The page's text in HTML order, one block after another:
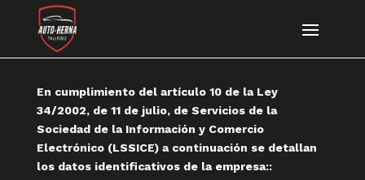
En cumplimiento del artículo 10 de la Ley
34/2002, de 11 de julio, de Servicios de la
Sociedad de la Información y Comercio
Electrónico (LSSICE) a continuación se detallan
los datos identificativos de la empresa::